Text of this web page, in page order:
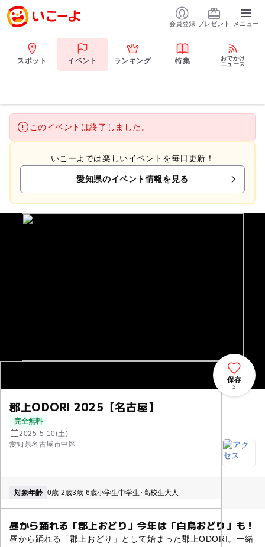
会員登録 プレゼント メニュー
スポット イベント ランキング 特集
おでかけ
ニュース
このイベントは終了しました。
いこーよでは楽しいイベントを毎日更新！
愛知県のイベント情報を見る
郡上ODORI 2025【名古屋】
完全無料
2025-5-10(土)
愛知県名古屋市中区
保存
2
対象年齢 0歳-2歳3歳-6歳小学生中学生･高校生大人
昼から踊れる「郡上おどり」今年は「白鳥おどり」も！
昼から踊れる「郡上おどり」として始まった郡上ODORI。一緒